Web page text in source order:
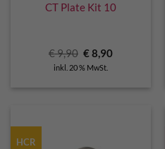
CT Plate Kit 10
€9,90 Ursprünglicher
Preis
war:
€8,90Aktueller
inkl. 20 % MwSt.
HCR